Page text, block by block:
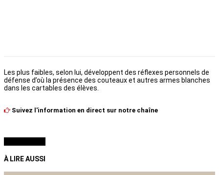
Les plus faibles, selon lui, développent des réflexes personnels de
défense d’où la présence des couteaux et autres armes blanches
dans les cartables des élèves.
Suivez l'information en direct sur notre chaîne
À LIRE AUSSI